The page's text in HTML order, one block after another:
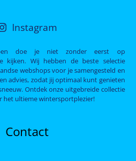
Instagram
doe je niet zonder eerst op
kijken. Wij hebben de beste selectie
webshops voor je samengesteld en
advies, zodat jij optimaal kunt genieten
Ontdek onze uitgebreide collectie
het ultieme wintersportplezier!
Contact